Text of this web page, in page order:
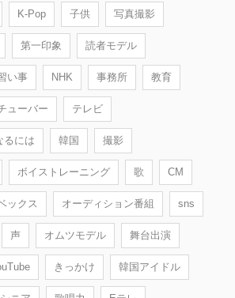
K-Pop 子供 写真撮影
第一印象 読者モデル
い事 NHK 事務所 教育
ューバー テレビ
るには 韓国 撮影
ボイストレーニング 歌 CM
ックス オーディション番組 sns
声 オムツモデル 舞台出演
きっかけ 韓国アイドル